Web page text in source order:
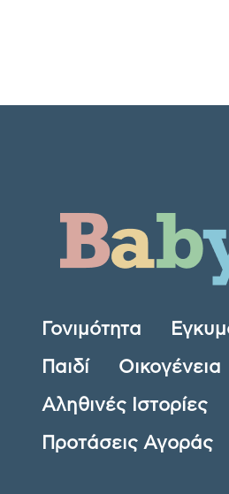
Γονιμότητα
Παιδί Οικογένεια
Αληθινές Ιστορίες
Προτάσεις Αγοράς